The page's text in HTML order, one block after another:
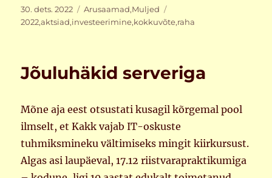
Postitatud
30. dets. 2022 Rubriigid
Arusaamad,Muljed
2022,aktsiad,investeerimine,kokkuvõte,raha
Jõuluhäkid serveriga
Mõne aja eest otsustati kusagil kõrgemal pool
ilmselt, et Kakk vajab IT-oskuste
tuhmiksmineku vältimiseks mingit kiirkursust.
Algas asi laupäeval, 17.12 riistvarapraktikumiga